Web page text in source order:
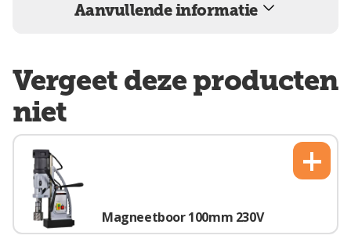
Aanvullende informatie
Vergeet deze producten
niet
Magneetboor 100mm 230V
+